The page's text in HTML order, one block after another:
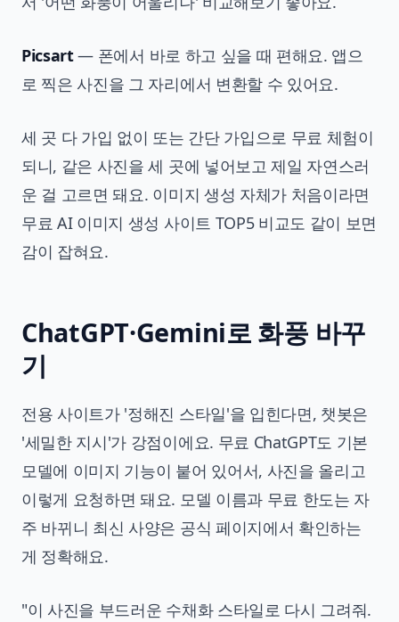
Picsart— 폰에서 바로 하고 싶을 때 편해요. 앱으
로 찍은 사진을 그 자리에서 변환할 수 있어요.
세 곳 다 가입 없이 또는 간단 가입으로 무료 체험이
되니, 같은 사진을 세 곳에 넣어보고 제일 자연스러
운 걸 고르면 돼요. 이미지 생성 자체가 처음이라면
무료 AI 이미지 생성 사이트 TOP5 비교도 같이 보면
감이 잡혀요.
ChatGPT·Gemini로 화풍 바꾸
기
전용 사이트가 '정해진 스타일'을 입힌다면, 챗봇은
'세밀한 지시'가 강점이에요. 무료 ChatGPT도 기본
모델에 이미지 기능이 붙어 있어서, 사진을 올리고
이렇게 요청하면 돼요. 모델 이름과 무료 한도는 자
주 바뀌니 최신 사양은 공식 페이지에서 확인하는
게 정확해요.
"이 사진을 부드러운 수채화 스타일로 다시 그려줘.